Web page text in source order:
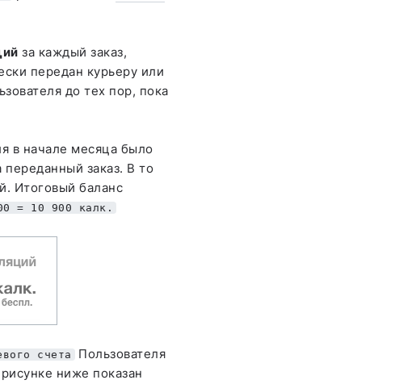
за каждый заказ,
передан курьеру или
до тех пор, пока
в начале месяца было
переданный заказ. В то
Итоговый баланс
= 10 900 калк.
счета
Пользователя
ниже показан